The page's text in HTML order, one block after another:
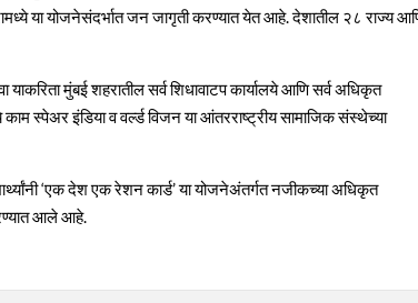
या योजनेसंदर्भात जन जागृती करण्यात येत आहे. देशातील २८ राज्य
याकरिता मुंबई शहरातील सर्व शिधावाटप कार्यालये आणि सर्व अधिकृत
स्पेअर इंडिया व वर्ल्ड विजन या आंतरराष्ट्रीय सामाजिक संस्थेच्या
‘एक देश एक रेशन कार्ड’ या योजनेअंतर्गत नजीकच्या अधिकृत
आले आहे.